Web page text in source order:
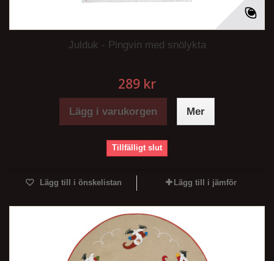
Julduk - Pingvin med snölykta
289 kr
Lägg i varukorgen Mer
Tillfälligt slut
Lägg till i önskelistan Lägg till i jämför